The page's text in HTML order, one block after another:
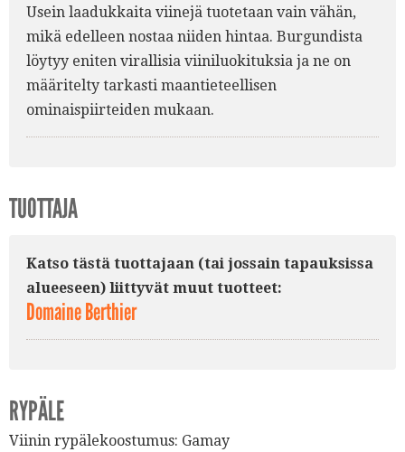
Usein laadukkaita viinejä tuotetaan vain vähän,
mikä edelleen nostaa niiden hintaa. Burgundista
löytyy eniten virallisia viiniluokituksia ja ne on
määritelty tarkasti maantieteellisen
ominaispiirteiden mukaan.
TUOTTAJA
Katso tästä tuottajaan (tai jossain tapauksissa
alueeseen) liittyvät muut tuotteet:
Domaine Berthier
RYPÄLE
Viinin rypälekoostumus: Gamay